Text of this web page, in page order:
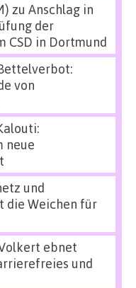
zu Anschlag in
der
CSD in Dortmund
von
neue
und
die Weichen für
ebnet
und